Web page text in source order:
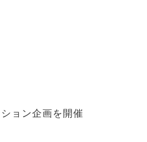
ョン企画を開催